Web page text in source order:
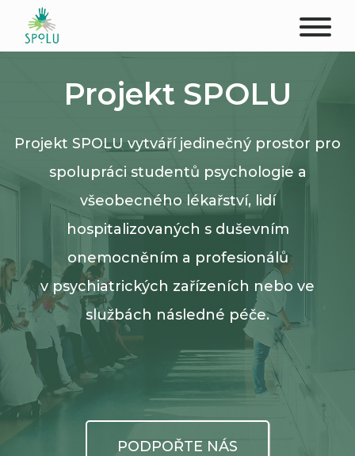
PŮSOBIŠTĚ
KLIENTI
PROFESIONÁLOVÉ
STUDENTI
Projekt SPOLU
Projekt SPOLU vytváří jedinečný prostor pro
spolupráci studentů psychologie a
všeobecného lékařství, lidí
hospitalizovaných s duševním
onemocněním a profesionálů
v psychiatrických zařízeních nebo ve
službách následné péče.
PODPOŘTE NÁS